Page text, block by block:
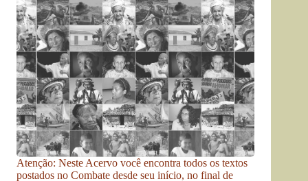
Atenção: Neste Acervo você encontra todos os textos
postados no Combate desde seu início, no final de